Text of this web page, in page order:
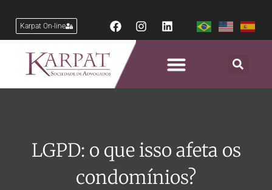
Karpat On-line
LGPD: o que isso afeta os
condomínios?